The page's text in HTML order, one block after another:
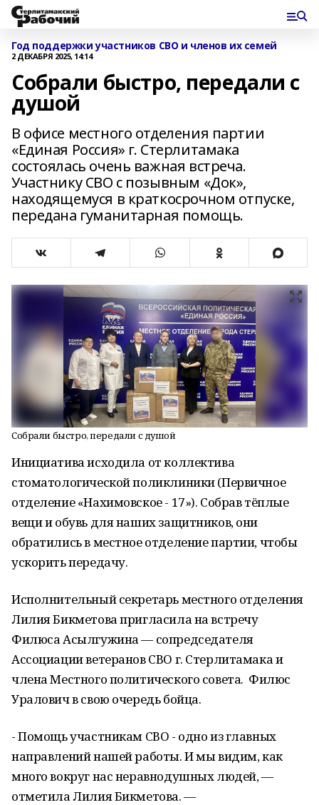
Год поддержки участников СВО и членов их семей
2 ДЕКАБРЯ 2025, 14:14
Собрали быстро, передали с
душой
В офисе местного отделения партии
«Единая Россия» г. Стерлитамака
состоялась очень важная встреча.
Участнику СВО с позывным «Док»,
находящемуся в краткосрочном отпуске,
передана гуманитарная помощь.
Собрали быстро, передали с душой
Инициатива исходила от коллектива
стоматологической поликлиники (Первичное
отделение «Нахимовское - 17»). Собрав тёплые
вещи и обувь для наших защитников, они
обратились в местное отделение партии, чтобы
ускорить передачу.
Исполнительный секретарь местного отделения
Лилия Бикметова пригласила на встречу
Филюса Асылгужина — сопредседателя
Ассоциации ветеранов СВО г. Стерлитамака и
члена Местного политического совета. Филюс
Уралович в свою очередь бойца.
- Помощь участникам СВО - одно из главных
направлений нашей работы. И мы видим, как
много вокруг нас неравнодушных людей, —
отметила Лилия Бикметова. —